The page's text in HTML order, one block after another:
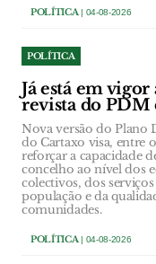
POLÍTICA| 04-08-2026
POLÍTICA
Já está em vigor
revista do PDM
Nova versão do Plano
do Cartaxo visa, entre
reforçar a capacidade
concelho ao nível dos
colectivos, dos
população e da
comunidades.
POLÍTICA| 04-08-2026